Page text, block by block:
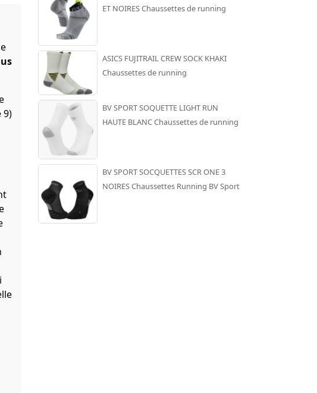
9)
ET NOIRES Chaussettes de running
ASICS FUJITRAIL CREW SOCK KHAKI
Chaussettes de running
BV SPORT SOQUETTE LIGHT RUN
HAUTE BLANC Chaussettes de running
BV SPORT SOCQUETTES SCR ONE 3
NOIRES Chaussettes Running BV Sport